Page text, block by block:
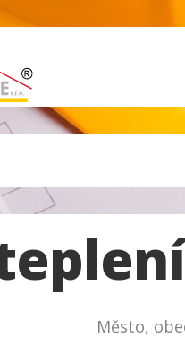
Město,